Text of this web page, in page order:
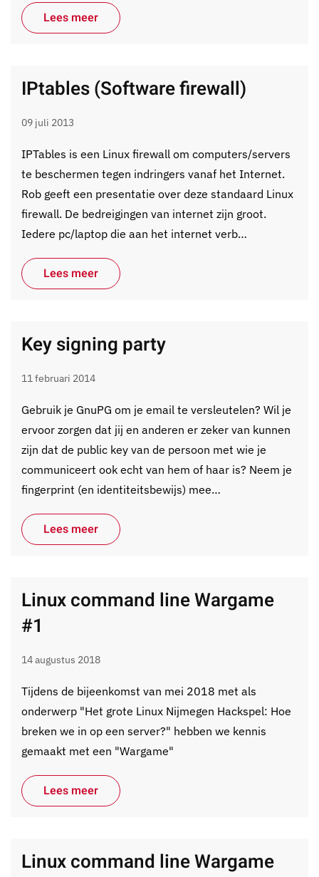
Lees meer
IPtables (Software firewall)
09 juli 2013
IPTables is een Linux firewall om computers/servers
te beschermen tegen indringers vanaf het Internet.
Rob geeft een presentatie over deze standaard Linux
firewall. De bedreigingen van internet zijn groot.
Iedere pc/laptop die aan het internet verb…
Lees meer
Key signing party
11 februari 2014
Gebruik je GnuPG om je email te versleutelen? Wil je
ervoor zorgen dat jij en anderen er zeker van kunnen
zijn dat de public key van de persoon met wie je
communiceert ook echt van hem of haar is? Neem je
fingerprint (en identiteitsbewijs) mee…
Lees meer
Linux command line Wargame
#1
14 augustus 2018
Tijdens de bijeenkomst van mei 2018 met als
onderwerp "Het grote Linux Nijmegen Hackspel: Hoe
breken we in op een server?" hebben we kennis
gemaakt met een "Wargame"
Lees meer
Linux command line Wargame